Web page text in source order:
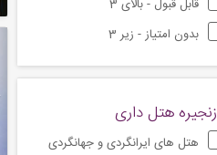
قابل قبول - بالای 3
بدون امتیاز - زیر 3
زنجیره هتل داری
هتل های ایرانگردی و جهانگردی